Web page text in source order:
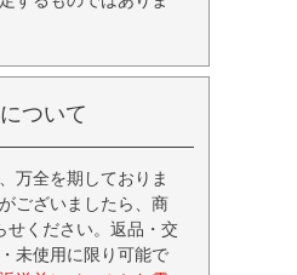
ついて
万全を期しておりま
ございましたら、商
せください。返品・交
未使用に限り可能で